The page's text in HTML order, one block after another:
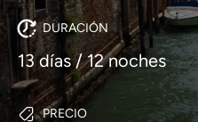
DURACIÓN
13 días / 12 noches
PRECIO